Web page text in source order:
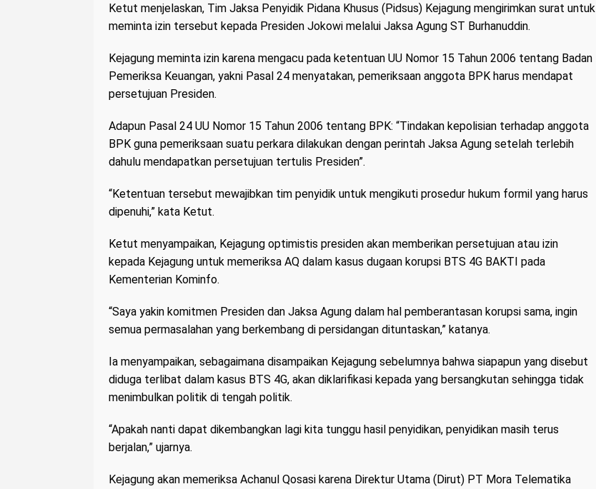
Ketut menjelaskan, Tim Jaksa Penyidik Pidana Khusus (Pidsus) Kejagung mengirimkan surat untuk
meminta izin tersebut kepada Presiden Jokowi melalui Jaksa Agung ST Burhanuddin.
Kejagung meminta izin karena mengacu pada ketentuan UU Nomor 15 Tahun 2006 tentang Badan
Pemeriksa Keuangan, yakni Pasal 24 menyatakan, pemeriksaan anggota BPK harus mendapat
persetujuan Presiden.
Adapun Pasal 24 UU Nomor 15 Tahun 2006 tentang BPK: “Tindakan kepolisian terhadap anggota
BPK guna pemeriksaan suatu perkara dilakukan dengan perintah Jaksa Agung setelah terlebih
dahulu mendapatkan persetujuan tertulis Presiden”.
“Ketentuan tersebut mewajibkan tim penyidik untuk mengikuti prosedur hukum formil yang harus
dipenuhi,” kata Ketut.
Ketut menyampaikan, Kejagung optimistis presiden akan memberikan persetujuan atau izin
kepada Kejagung untuk memeriksa AQ dalam kasus dugaan korupsi BTS 4G BAKTI pada
Kementerian Kominfo.
“Saya yakin komitmen Presiden dan Jaksa Agung dalam hal pemberantasan korupsi sama, ingin
semua permasalahan yang berkembang di persidangan dituntaskan,” katanya.
Ia menyampaikan, sebagaimana disampaikan Kejagung sebelumnya bahwa siapapun yang disebut
diduga terlibat dalam kasus BTS 4G, akan diklarifikasi kepada yang bersangkutan sehingga tidak
menimbulkan politik di tengah politik.
“Apakah nanti dapat dikembangkan lagi kita tunggu hasil penyidikan, penyidikan masih terus
berjalan,” ujarnya.
Kejagung akan memeriksa Achanul Qosasi karena Direktur Utama (Dirut) PT Mora Telematika